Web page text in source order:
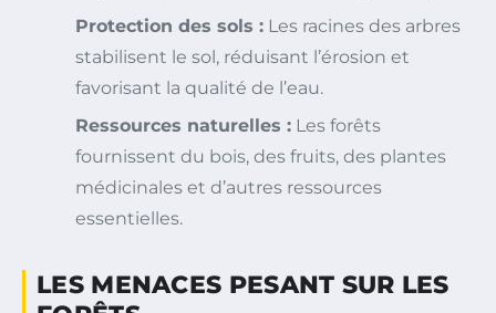
Protection des sols : Les racines des arbres
stabilisent le sol, réduisant l’érosion et
favorisant la qualité de l’eau.
Ressources naturelles : Les forêts
fournissent du bois, des fruits, des plantes
médicinales et d’autres ressources
essentielles.
LES MENACES PESANT SUR LES